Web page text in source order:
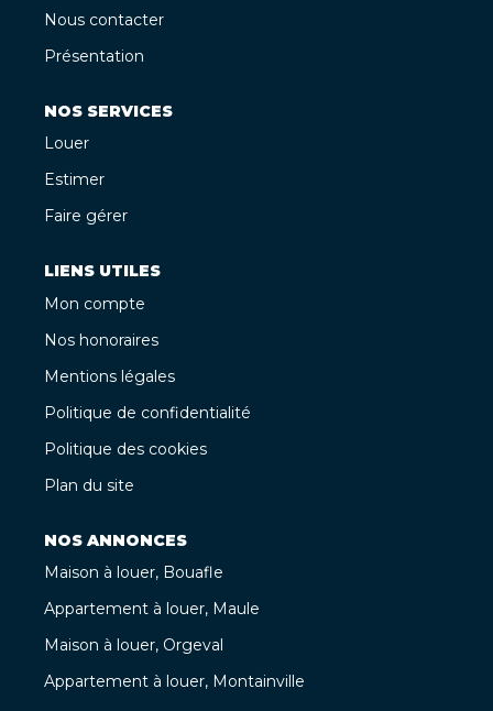
Nous contacter
Présentation
NOS SERVICES
Louer
Estimer
Faire gérer
LIENS UTILES
Mon compte
Nos honoraires
Mentions légales
Politique de confidentialité
Politique des cookies
Plan du site
NOS ANNONCES
Maison à louer, Bouafle
Appartement à louer, Maule
Maison à louer, Orgeval
Appartement à louer, Montainville